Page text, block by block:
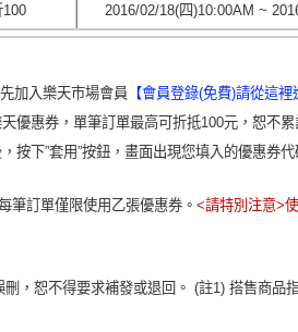
100 2016/02/18(四)10:00AM ~
加入樂天市場會員 【會員登錄(免費)請從這裡
優惠券，單筆訂單最高可折抵100元，恕不
按下”套用”按鈕，畫面出現您填入的優惠券
筆訂單僅限使用乙張優惠券。 <請特別注意>
，恕不得要求補發或退回。 (註1) 搭售商品